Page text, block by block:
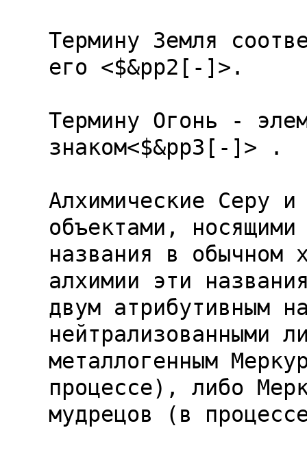
Термину Земля
его <$&pp2[-]>.
Термину Огонь -
знаком<$&pp3[-]> .
Алхимические Серу
объектами,
названия в обычном
алхимии эти
двум атрибутивным
нейтрализованными
металлогенным
процессе), либо
мудрецов (в